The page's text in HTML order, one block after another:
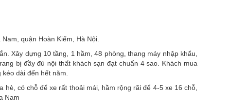
quận Hoàn Kiếm, Hà Nội.
Xây dựng 10 tầng, 1 hầm, 48 phòng, thang máy nhập khẩu,
bị đầy đủ nội thất khách sạn đạt chuẩn 4 sao. Khách mua
dài đến hết năm.
có chỗ để xe rất thoải mái, hầm rộng rãi để 4-5 xe 16 chỗ,
Nam